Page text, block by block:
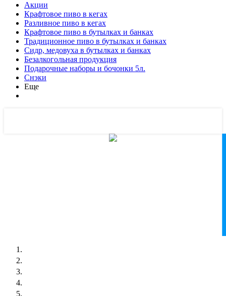
Акции
Крафтовое пиво в кегах
Разливное пиво в кегах
Крафтовое пиво в бутылках и банках
Традиционное пиво в бутылках и банках
Сидр, медовуха в бутылках и банках
Безалкогольная продукция
Подарочные наборы и бочонки 5л.
Снэки
Еще